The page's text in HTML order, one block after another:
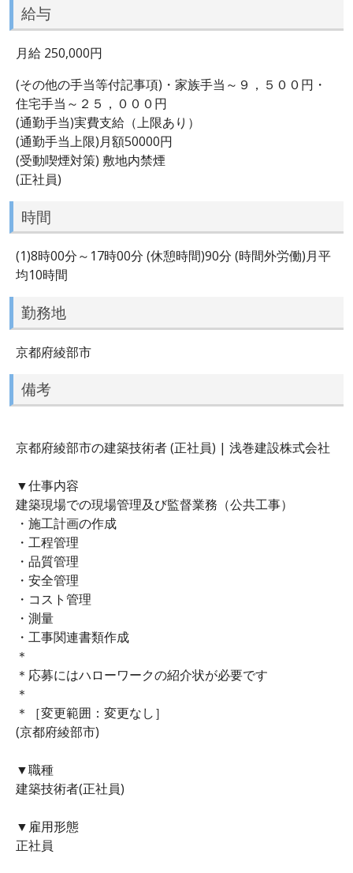
給与
月給 250,000円
(その他の手当等付記事項)・家族手当～９，５００円・
住宅手当～２５，０００円
(通勤手当)実費支給（上限あり）
(通勤手当上限)月額50000円
(受動喫煙対策) 敷地内禁煙
(正社員)
時間
(1)8時00分～17時00分 (休憩時間)90分 (時間外労働)月平
均10時間
勤務地
京都府綾部市
備考
京都府綾部市の建築技術者 (正社員) | 浅巻建設株式会社
▼仕事内容
建築現場での現場管理及び監督業務（公共工事）
・施工計画の作成
・工程管理
・品質管理
・安全管理
・コスト管理
・測量
・工事関連書類作成
＊
＊応募にはハローワークの紹介状が必要です
＊
＊［変更範囲：変更なし］
(京都府綾部市)
▼職種
建築技術者(正社員)
▼雇用形態
正社員